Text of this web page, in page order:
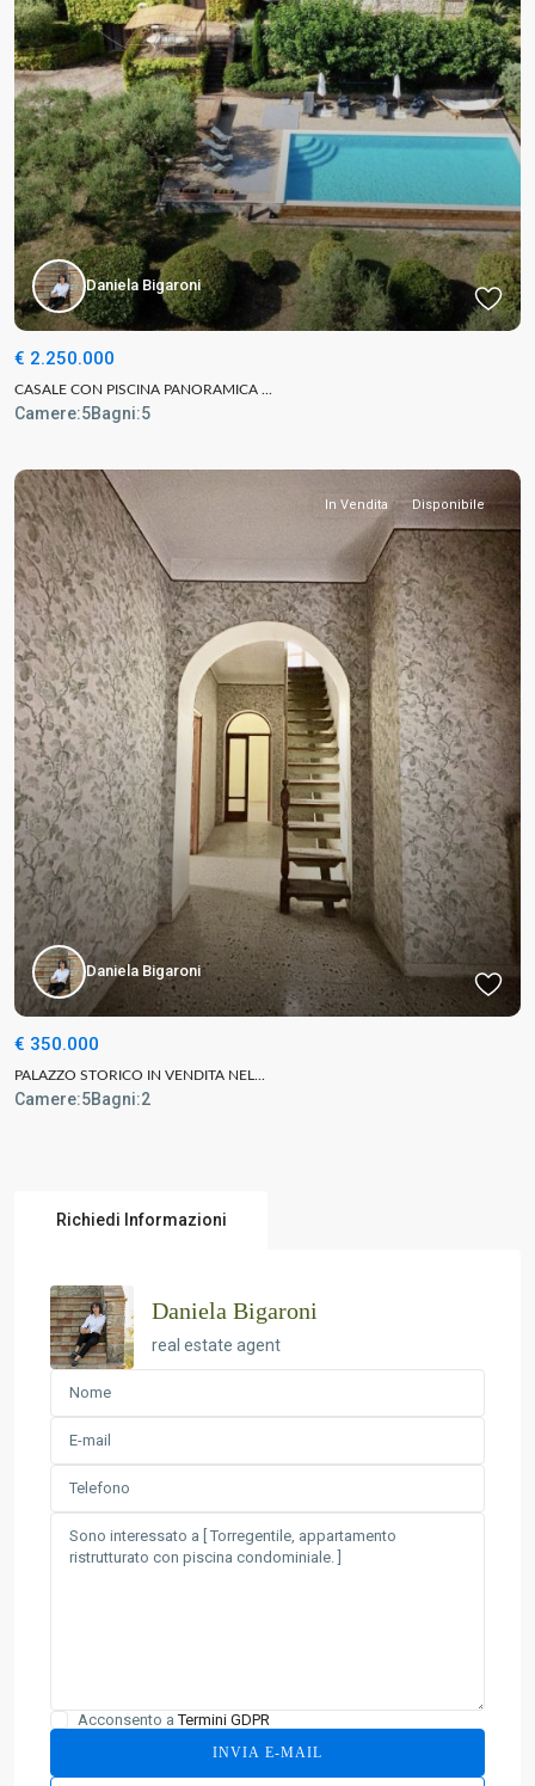
Daniela Bigaroni
€ 2.250.000
CASALE CON PISCINA PANORAMICA ...
Camere:5Bagni:5
In Vendita Disponibile
Daniela Bigaroni
€ 350.000
PALAZZO STORICO IN VENDITA NEL...
Camere:5Bagni:2
Richiedi Informazioni
Daniela Bigaroni
real estate agent
Acconsento aTermini GDPR